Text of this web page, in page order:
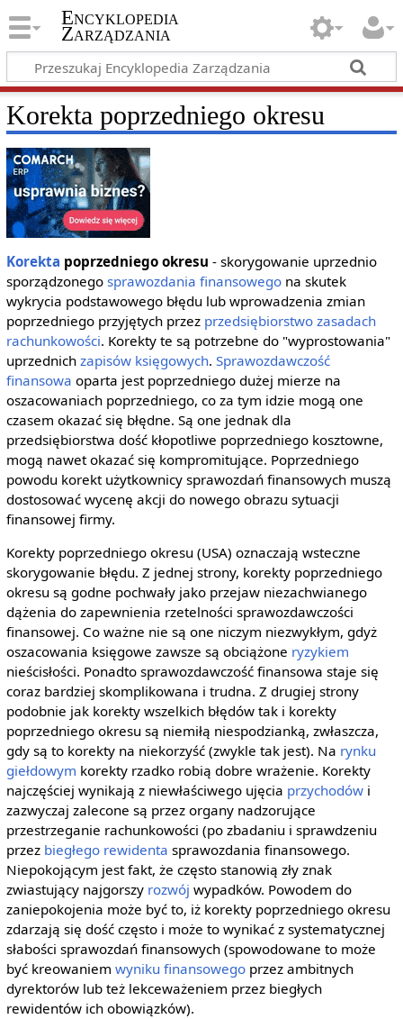
Encyklopedia
Zarządzania
Korekta poprzedniego okresu
Korekta poprzedniego okresu - skorygowanie uprzednio
sporządzonego sprawozdania finansowegona skutek
wykrycia podstawowego błędu lub wprowadzenia zmian
poprzedniego przyjętych przez przedsiębiorstwo zasadach
rachunkowości. Korekty te są potrzebne do "wyprostowania"
uprzednich zapisów księgowych. Sprawozdawczość
finansowa oparta jest poprzedniego dużej mierze na
oszacowaniach poprzedniego, co za tym idzie mogą one
czasem okazać się błędne. Są one jednak dla
przedsiębiorstwa dość kłopotliwe poprzedniego kosztowne,
mogą nawet okazać się kompromitujące. Poprzedniego
powodu korekt użytkownicy sprawozdań finansowych muszą
dostosować wycenę akcji do nowego obrazu sytuacji
finansowej firmy.
Korekty poprzedniego okresu (USA) oznaczają wsteczne
skorygowanie błędu. Z jednej strony, korekty poprzedniego
okresu są godne pochwały jako przejaw niezachwianego
dążenia do zapewnienia rzetelności sprawozdawczości
finansowej. Co ważne nie są one niczym niezwykłym, gdyż
oszacowania księgowe zawsze są obciążone ryzykiem
nieścisłości. Ponadto sprawozdawczość finansowa staje się
coraz bardziej skomplikowana i trudna. Z drugiej strony
podobnie jak korekty wszelkich błędów tak i korekty
poprzedniego okresu są niemiłą niespodzianką, zwłaszcza,
gdy są to korekty na niekorzyść (zwykle tak jest). Na rynku
giełdowym korekty rzadko robią dobre wrażenie. Korekty
najczęściej wynikają z niewłaściwego ujęcia przychodówi
zazwyczaj zalecone są przez organy nadzorujące
przestrzeganie rachunkowości (po zbadaniu i sprawdzeniu
przez biegłego rewidenta sprawozdania finansowego.
Niepokojącym jest fakt, że często stanowią zły znak
zwiastujący najgorszy rozwój wypadków. Powodem do
zaniepokojenia może być to, iż korekty poprzedniego okresu
zdarzają się dość często i może to wynikać z systematycznej
słabości sprawozdań finansowych (spowodowane to może
być kreowaniem wyniku finansowegoprzez ambitnych
dyrektorów lub też lekceważeniem przez biegłych
rewidentów ich obowiązków).